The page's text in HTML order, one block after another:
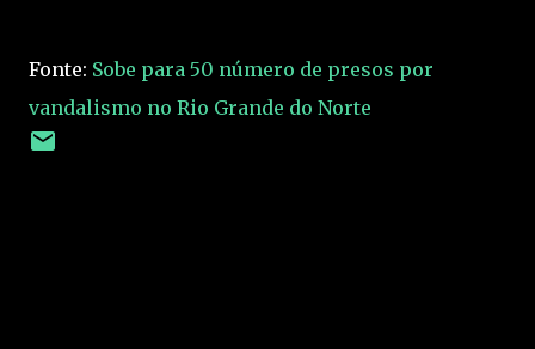
Fonte: Sobe para 50 número de presos por
vandalismo no Rio Grande do Norte